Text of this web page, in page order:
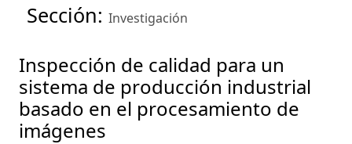
Sección: Investigación
Inspección de calidad para un
sistema de producción industrial
basado en el procesamiento de
imágenes